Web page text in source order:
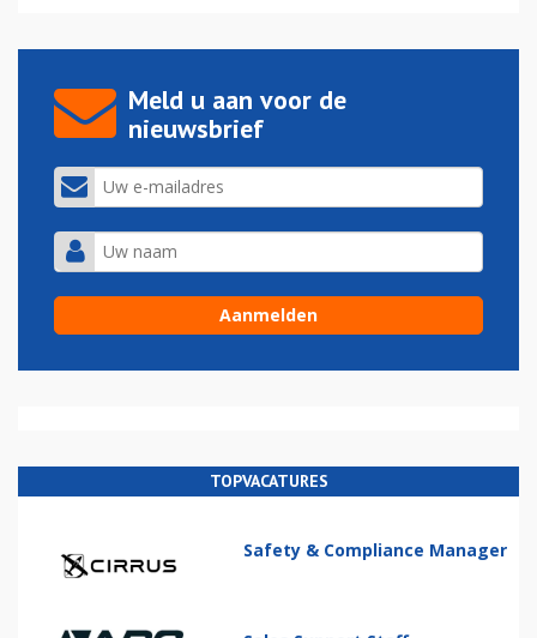
Meld u aan voor de
nieuwsbrief
TOPVACATURES
Safety & Compliance Manager